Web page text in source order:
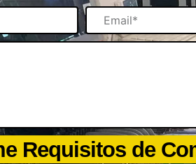
Email
Requisitos de